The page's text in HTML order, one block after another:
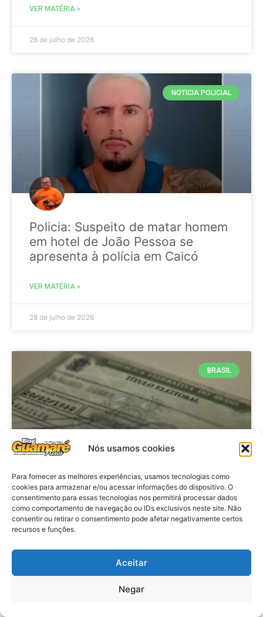
Nós usamos cookies
Para fornecer as melhores experiências, usamos tecnologias como
cookies para armazenar e/ou acessar informações do dispositivo. O
consentimento para essas tecnologias nos permitirá processar dados
como comportamento de navegação ou IDs exclusivos neste site. Não
consentir ou retirar o consentimento pode afetar negativamente certos
recursos e funções.
Aceitar
Negar
VER MATÉRIA »
28 de julho de 2026
NOTICIA POLICIAL
Policia: Suspeito de matar homem
em hotel de João Pessoa se
apresenta à polícia em Caicó
VER MATÉRIA »
28 de julho de 2026
BRASIL
Brasil: Policia Federal investiga
753 casos de crimes eleitorais
antes das eleições